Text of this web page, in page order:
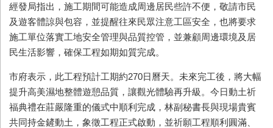
經發局指出，施工期間可能造成周邊居民些許不便，敬請市民
及遊客體諒與包容，並提醒往來民眾注意工區安全，也將要求
施工單位落實工地安全管理與品質控管，並兼顧周邊環境及居
民生活影響，確保工程如期如質完成。
市府表示，此工程預計工期約270日曆天。未來完工後，將大幅
提升高美濕地整體遊憩品質，讓觀光體驗再升級。今日動土祈
福典禮在莊嚴隆重的儀式中順利完成，林副秘書長與現場貴賓
共同持金鏟動土，象徵工程正式啟動，並祈願工程順利圓滿、